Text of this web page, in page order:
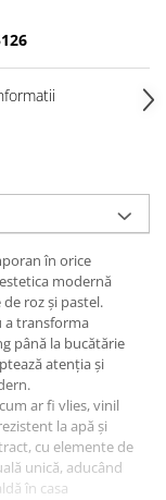
în orice
modernă
roz și pastel.
a transforma
până la bucătărie
atenția și
ar fi vlies, vinil
la apă și
cu elemente de
unică, aducând
în casa